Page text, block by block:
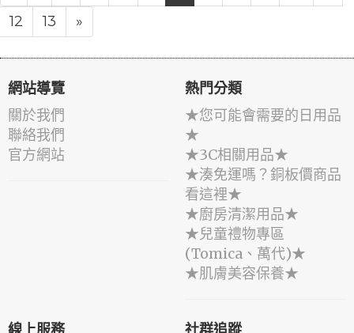
12
13 »
網站導覽
關於我們
聯絡我們
官方網站
熱門分類
★您可能會需要的日用品
★
★3C相關用品★
★湊免運嗎？銅板價商品
看這裡★
★廚房清潔用品★
★兒童禮物專區
(Tomica、萬代)★
★肌膚美容保養★